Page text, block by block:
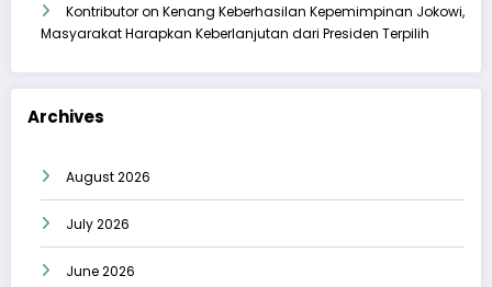
Kontributoron Kenang Keberhasilan Kepemimpinan Jokowi,
Masyarakat Harapkan Keberlanjutan dari Presiden Terpilih
Archives
August 2026
July 2026
June 2026